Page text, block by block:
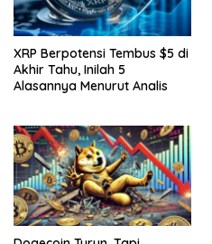
XRP Berpotensi Tembus $5 di
Akhir Tahu, Inilah 5
Alasannya Menurut Analis